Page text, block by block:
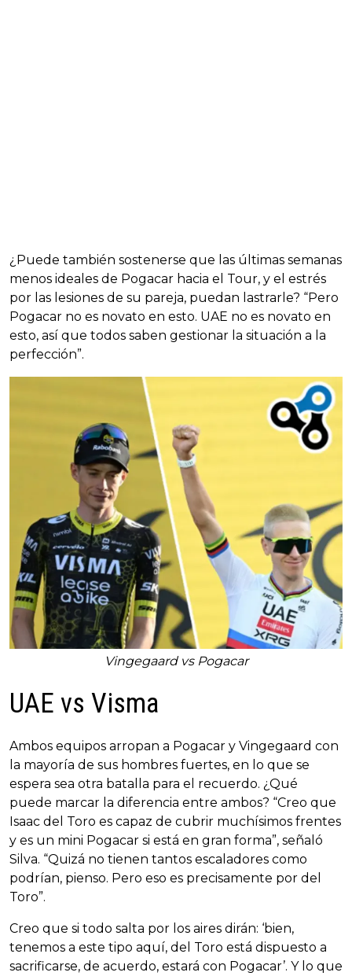
¿Puede también sostenerse que las últimas semanas
menos ideales de Pogacar hacia el Tour, y el estrés
por las lesiones de su pareja, puedan lastrarle? “Pero
Pogacar no es novato en esto. UAE no es novato en
esto, así que todos saben gestionar la situación a la
perfección”.
Vingegaard vs Pogacar
UAE vs Visma
Ambos equipos arropan a Pogacar y Vingegaard con
la mayoría de sus hombres fuertes, en lo que se
espera sea otra batalla para el recuerdo. ¿Qué
puede marcar la diferencia entre ambos? “Creo que
Isaac del Toro es capaz de cubrir muchísimos frentes
y es un mini Pogacar si está en gran forma”, señaló
Silva. “Quizá no tienen tantos escaladores como
podrían, pienso. Pero eso es precisamente por del
Toro”.
Creo que si todo salta por los aires dirán: ‘bien,
tenemos a este tipo aquí, del Toro está dispuesto a
sacrificarse, de acuerdo, estará con Pogacar’. Y lo que